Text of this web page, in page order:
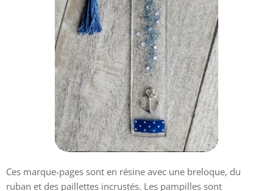
Ces marque-pages sont en résine avec une breloque, du
ruban et des paillettes incrustés. Les pampilles sont